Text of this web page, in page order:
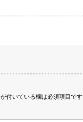
が付いている欄は必須項目です